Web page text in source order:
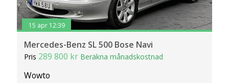
15 apr 12:39
Mercedes-Benz SL 500 Bose Navi
Pris 289 800 kr Beräkna månadskostnad
Wowto